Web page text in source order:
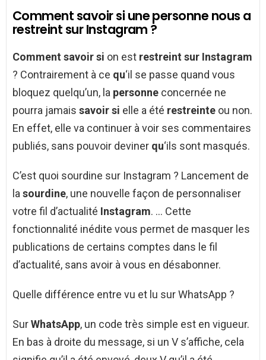
Comment savoir si une personne nous a
restreint sur Instagram ?
Comment savoir si on est restreint sur Instagram
? Contrairement à ce qu‘il se passe quand vous
bloquez quelqu’un, la personne concernée ne
pourra jamais savoir si elle a été restreinte ou non.
En effet, elle va continuer à voir ses commentaires
publiés, sans pouvoir deviner qu‘ils sont masqués.
C’est quoi sourdine sur Instagram ? Lancement de
la sourdine, une nouvelle façon de personnaliser
votre fil d’actualité Instagram. … Cette
fonctionnalité inédite vous permet de masquer les
publications de certains comptes dans le fil
d’actualité, sans avoir à vous en désabonner.
Quelle différence entre vu et lu sur WhatsApp ?
SurWhatsApp, un code très simple est en vigueur.
En bas à droite du message, si un V s’affiche, cela